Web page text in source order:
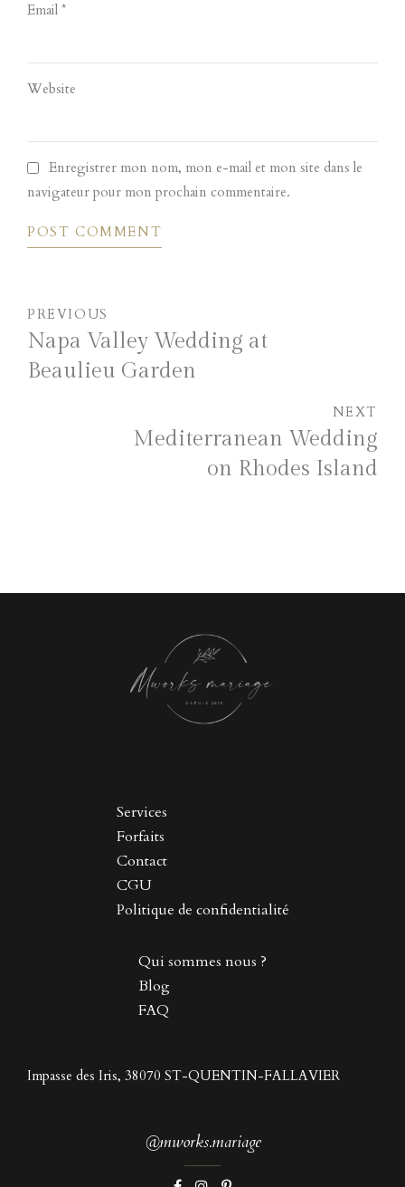
Email *
Website
Enregistrer mon nom, mon e-mail et mon site dans le
navigateur pour mon prochain commentaire.
POST COMMENT
PREVIOUS
Napa Valley Wedding at
Beaulieu Garden
NEXT
Mediterranean Wedding
on Rhodes Island
Services
Forfaits
Contact
CGU
Politique de confidentialité
Qui sommes nous ?
Blog
FAQ
Impasse des Iris, 38070 ST-QUENTIN-FALLAVIER
@mworks.mariage